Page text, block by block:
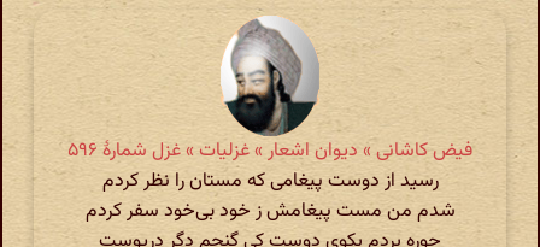
فیض کاشانی » دیوان اشعار » غزلیات » غزل شمارهٔ ۵۹۶
رسید از دوست پیغامی که مستان را نظر کردم
شدم من مست پیغامش ز خود بی‌خود سفر کردم